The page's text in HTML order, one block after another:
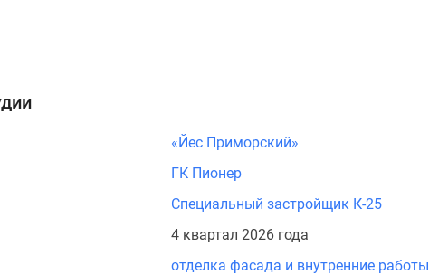
«Йес Приморский»
ГК Пионер
Специальный застройщик К-25
4 квартал 2026 года
отделка фасада и внутренние работы